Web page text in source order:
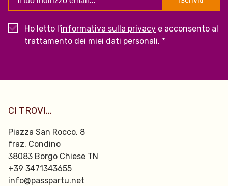
Ho letto l'informativa sulla privacy e acconsento al
trattamento dei miei dati personali. *
CI TROVI...
Piazza San Rocco, 8
fraz. Condino
38083 Borgo Chiese TN
+39 3471343655
info@passpartu.net